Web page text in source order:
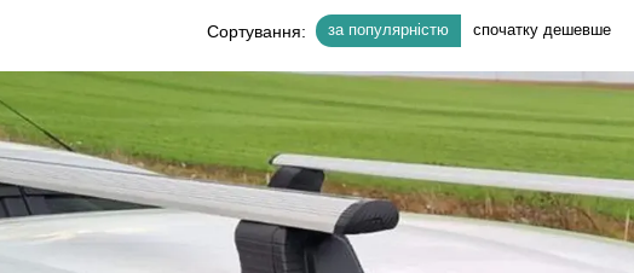
Сортування: за популярністю спочатку дешевше